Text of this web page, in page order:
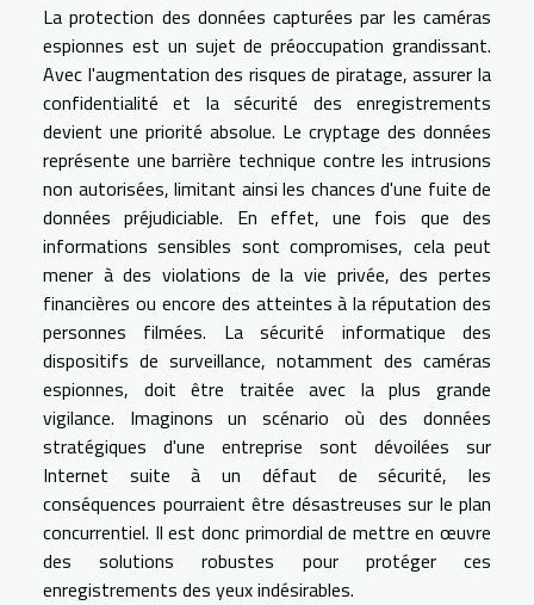
La protection des données capturées par les caméras
espionnes est un sujet de préoccupation grandissant.
Avec l'augmentation des risques de piratage, assurer la
confidentialité et la sécurité des enregistrements
devient une priorité absolue. Le cryptage des données
représente une barrière technique contre les intrusions
non autorisées, limitant ainsi les chances d'une fuite de
données préjudiciable. En effet, une fois que des
informations sensibles sont compromises, cela peut
mener à des violations de la vie privée, des pertes
financières ou encore des atteintes à la réputation des
personnes filmées. La sécurité informatique des
dispositifs de surveillance, notamment des caméras
espionnes, doit être traitée avec la plus grande
vigilance. Imaginons un scénario où des données
stratégiques d'une entreprise sont dévoilées sur
Internet suite à un défaut de sécurité, les
conséquences pourraient être désastreuses sur le plan
concurrentiel. Il est donc primordial de mettre en œuvre
des solutions robustes pour protéger ces
enregistrements des yeux indésirables.